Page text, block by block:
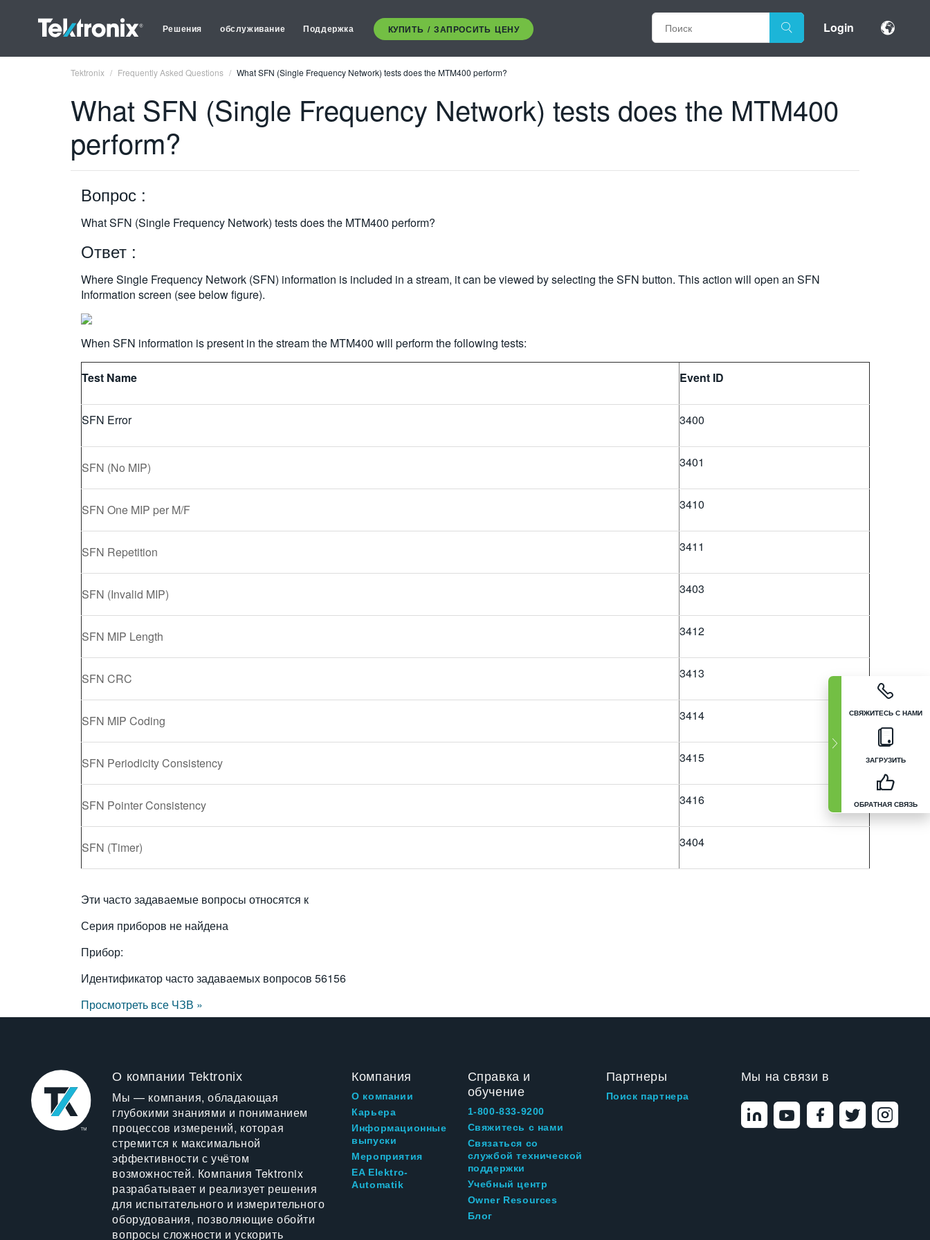
Решения обслуживание Поддержка КУПИТЬ / ЗАПРОСИТЬ ЦЕНУ Login
СВЯЖИТЕСЬ С НАМИ
ЗАГРУЗИТЬ
ОБРАТНАЯ СВЯЗЬ
Tektronix Frequently Asked Questions What SFN (Single Frequency Network) tests does the MTM400 perform?
What SFN (Single Frequency Network) tests does the MTM400
perform?
Вопрос :
What SFN (Single Frequency Network) tests does the MTM400 perform?
Ответ :
Where Single Frequency Network (SFN) information is included in a stream, it can be viewed by selecting the SFN button. This action will open an SFN
Information screen (see below figure).
When SFN information is present in the stream the MTM400 will perform the following tests:
Test Name Event ID
SFN Error 3400
SFN (No MIP) 3401
SFN One MIP per M/F 3410
SFN Repetition 3411
SFN (Invalid MIP) 3403
SFN MIP Length 3412
SFN CRC 3413
SFN MIP Coding 3414
SFN Periodicity Consistency 3415
SFN Pointer Consistency 3416
SFN (Timer) 3404
Эти часто задаваемые вопросы относятся к
Серия приборов не найдена
Прибор:
Идентификатор часто задаваемых вопросов 56156
Просмотреть все ЧЗВ »
О компании Tektronix
Мы — компания, обладающая
глубокими знаниями и пониманием
процессов измерений, которая
стремится к максимальной
эффективности с учётом
возможностей. Компания Tektronix
разрабатывает и реализует решения
для испытательного и измерительного
оборудования, позволяющие обойти
вопросы сложности и ускорить
Компания
О компании
Карьера
Информационные
выпуски
Мероприятия
EA Elektro-
Automatik
Справка и
обучение
1-800-833-9200
Свяжитесь с нами
Связаться со
службой технической
поддержки
Учебный центр
Owner Resources
Блог
Партнеры
Поиск партнера
Мы на связи в